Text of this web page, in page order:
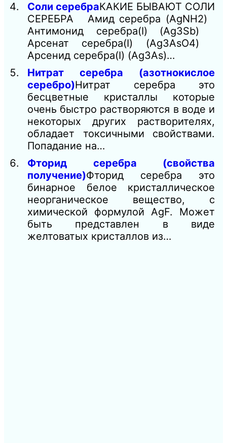
Соли серебраКАКИЕ БЫВАЮТ СОЛИ
СЕРЕБРА Амид серебра (AgNH2)
Антимонид серебра(I) (Ag3Sb)
Арсенат серебра(I) (Ag3AsO4)
Арсенид серебра(I) (Ag3As)…
Нитрат серебра (азотнокислое
серебро)Нитрат серебра это
бесцветные кристаллы которые
очень быстро растворяются в воде и
некоторых других растворителях,
обладает токсичными свойствами.
Попадание на…
Фторид серебра (свойства
получение)Фторид серебра это
бинарное белое кристаллическое
неорганическое вещество, с
химической формулой AgF. Может
быть представлен в виде
желтоватых кристаллов из…